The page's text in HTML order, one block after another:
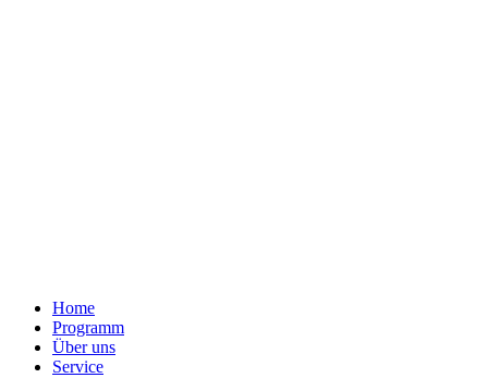
Home
Programm
Über uns
Service